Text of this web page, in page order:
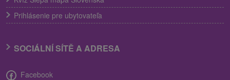
Prihlásenie pre ubytovateľa
SOCIÁLNÍ SÍTĚ A ADRESA
Facebook